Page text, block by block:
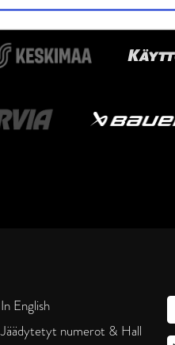
In English
Jäädytetyt numerot & Hall